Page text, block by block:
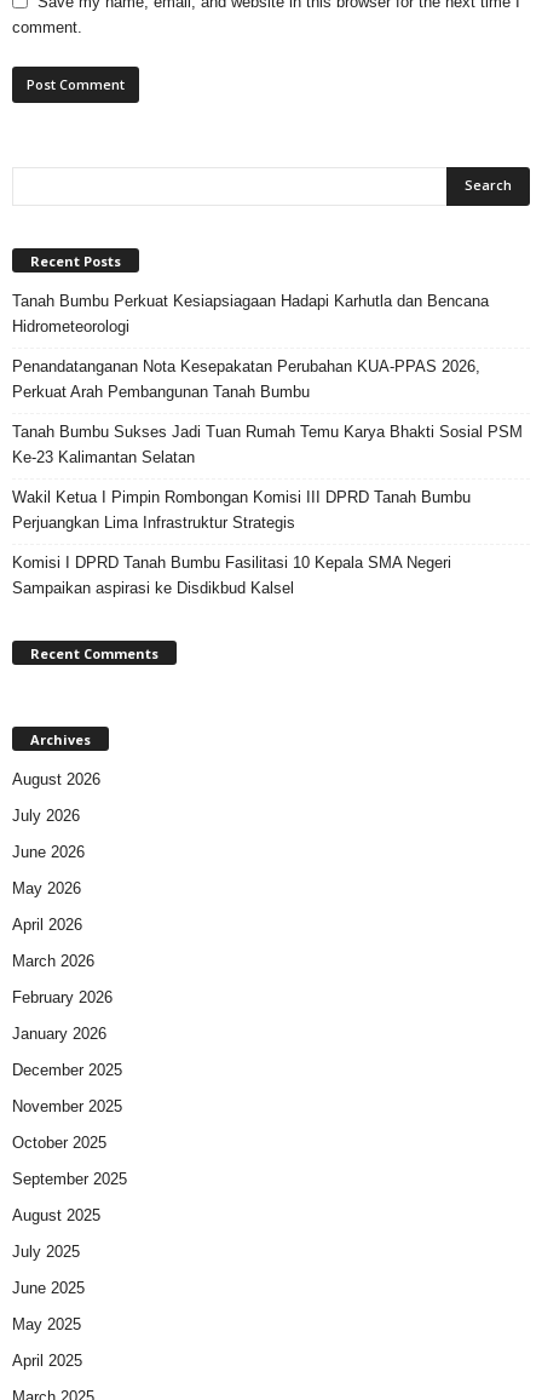
comment.
Recent Posts
Tanah Bumbu Perkuat Kesiapsiagaan Hadapi Karhutla dan Bencana
Hidrometeorologi
Penandatanganan Nota Kesepakatan Perubahan KUA-PPAS 2026,
Perkuat Arah Pembangunan Tanah Bumbu
Tanah Bumbu Sukses Jadi Tuan Rumah Temu Karya Bhakti Sosial PSM
Ke-23 Kalimantan Selatan
Wakil Ketua I Pimpin Rombongan Komisi III DPRD Tanah Bumbu
Perjuangkan Lima Infrastruktur Strategis
Komisi I DPRD Tanah Bumbu Fasilitasi 10 Kepala SMA Negeri
Sampaikan aspirasi ke Disdikbud Kalsel
Recent Comments
Archives
August 2026
July 2026
June 2026
May 2026
April 2026
March 2026
February 2026
January 2026
December 2025
November 2025
October 2025
September 2025
August 2025
July 2025
June 2025
May 2025
April 2025